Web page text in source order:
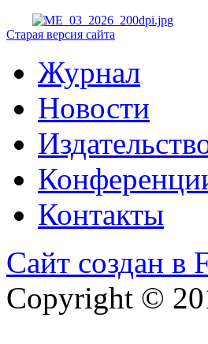
Старая версия сайта
Журнал
Новости
Контакты
Сайт создан в
Copyright ©